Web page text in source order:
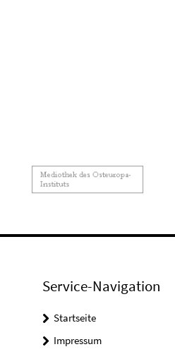
Service-Navigation
Startseite
Impressum